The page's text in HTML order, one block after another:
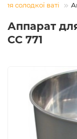
солодкої ваті
Аппарат
CC 771